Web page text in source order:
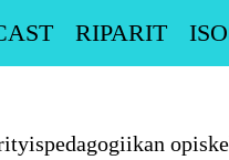
RIPARIT